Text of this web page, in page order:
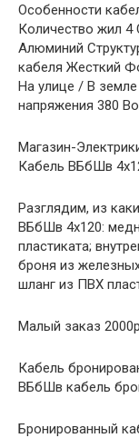
Особенности
Количество жил 4
Алюминий
кабеля Жесткий
На улице / В
напряжения 380
Магазин-
Кабель ВБбШв
Разглядим, из
ВБбШв 4х120:
пластиката;
броня из
шланг из ПВХ
Малый заказ
Кабель
ВБбШв кабель
Бронированный